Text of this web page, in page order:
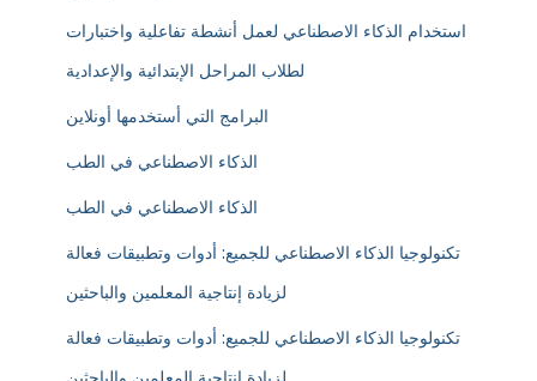
استخدام الذكاء الاصطناعي لعمل أنشطة تفاعلية واختبارات
لطلاب المراحل الإبتدائية والإعدادية
البرامج التي أستخدمها أونلاين
الذكاء الاصطناعي في الطب
الذكاء الاصطناعي في الطب
تكنولوجيا الذكاء الاصطناعي للجميع: أدوات وتطبيقات فعالة
لزيادة إنتاجية المعلمين والباحثين
تكنولوجيا الذكاء الاصطناعي للجميع: أدوات وتطبيقات فعالة